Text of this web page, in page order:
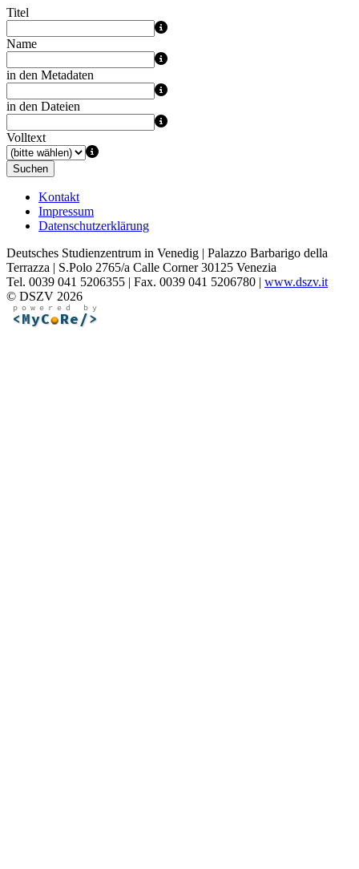
Titel
Name
in den Metadaten
in den Dateien
Volltext
Suchen
Kontakt
Impressum
Datenschutzerklärung
Deutsches Studienzentrum in Venedig | Palazzo Barbarigo della
Terrazza | S.Polo 2765/a Calle Corner 30125 Venezia
Tel. 0039 041 5206355 | Fax. 0039 041 5206780 | www.dszv.it
© DSZV 2026